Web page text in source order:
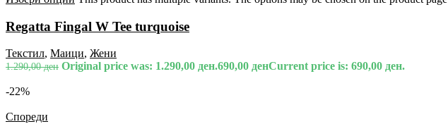
Regatta Fingal W Tee turquoise
Текстил, Маици, Жени
1.290,00ден Original price was: 1.290,00 ден.690,00 денCurrent price is: 690,00 ден.
-22%
Спореди